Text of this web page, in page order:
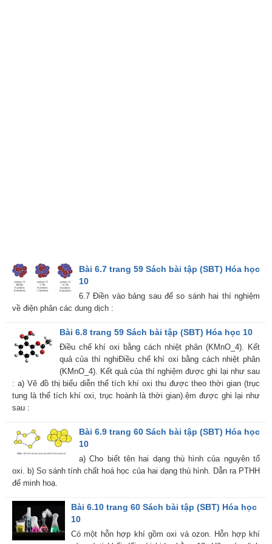
Bài 6.7 trang 59 Sách bài tập (SBT) Hóa học
10
6.7 Điền vào bảng sau để so sánh hai thí nghiệm
về điện phân các dung dịch :
Bài 6.8 trang 59 Sách bài tập (SBT) Hóa học 10
Điều chế khí oxi bằng cách nhiệt phân (KMnO_4). Kết
quả của thí nghiĐiều chế khí oxi bằng cách nhiệt phân
(KMnO_4). Kết quả của thí nghiệm được ghi lại như sau
: a) Vẽ đồ thị biểu diễn thể tích khí oxi thu được theo thời gian (trục
tung là thể tích khí oxi, trục hoành là thời gian).ệm được ghi lại như
sau :
Bài 6.9 trang 60 Sách bài tập (SBT) Hóa học
10
a) Cho biết tên hai dạng thù hình của nguyên tố
oxi. b) So sánh tính chất hoá học của hai dạng thù hình. Dẫn ra PTHH
để minh hoạ.
Bài 6.10 trang 60 Sách bài tập (SBT) Hóa học
10
Có một hỗn hợp khí gồm oxi và ozon. Hỗn hợp khí